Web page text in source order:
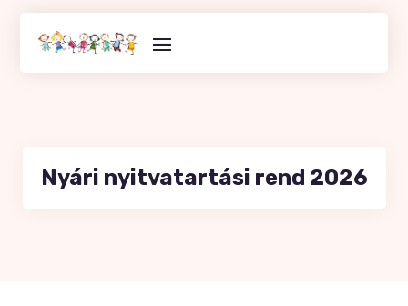
content
Nyári nyitvatartási rend 2026